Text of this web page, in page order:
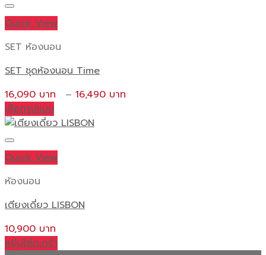
Quick View
SET ห้องนอน
SET ชุดห้องนอน Time
16,090
– 16,490
เลือกรูปแบบ
This
product
has
multiple
variants.
options
may
be
chosen
Quick View
ห้องนอน
เตียงเดี่ยว LISBON
10,900
หยิบใส่ตะกร้า